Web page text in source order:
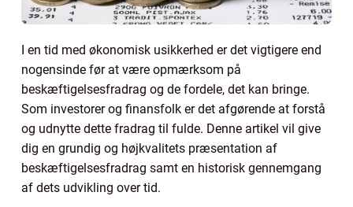
I en tid med økonomisk usikkerhed er det vigtigere end
nogensinde før at være opmærksom på
beskæftigelsesfradrag og de fordele, det kan bringe.
Som investorer og finansfolk er det afgørende at forstå
og udnytte dette fradrag til fulde. Denne artikel vil give
dig en grundig og højkvalitets præsentation af
beskæftigelsesfradrag samt en historisk gennemgang
af dets udvikling over tid.